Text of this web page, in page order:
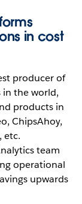
in cost
producer of
in the world,
products in
ChipsAhoy,
etc.
team
operational
upwards